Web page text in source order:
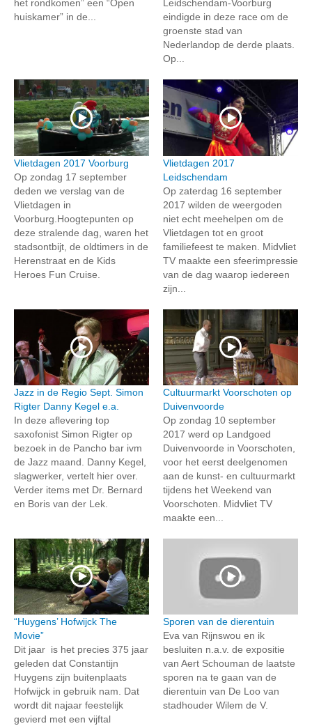
het rondkomen” een “Open
huiskamer” in de...
Leidschendam-Voorburg
eindigde in deze race om de
groenste stad van
Nederlandop de derde plaats.
Op...
Vlietdagen 2017 Voorburg
Op zondag 17 september
deden we verslag van de
Vlietdagen in
Voorburg.Hoogtepunten op
deze stralende dag, waren het
stadsontbijt, de oldtimers in de
Herenstraat en de Kids
Heroes Fun Cruise.
Vlietdagen 2017
Leidschendam
Op zaterdag 16 september
2017 wilden de weergoden
niet echt meehelpen om de
Vlietdagen tot en groot
familiefeest te maken. Midvliet
TV maakte een sfeerimpressie
van de dag waarop iedereen
zijn...
Jazz in de Regio Sept. Simon
Rigter Danny Kegel e.a.
In deze aflevering top
saxofonist Simon Rigter op
bezoek in de Pancho bar ivm
de Jazz maand. Danny Kegel,
slagwerker, vertelt hier over.
Verder items met Dr. Bernard
en Boris van der Lek.
Cultuurmarkt Voorschoten op
Duivenvoorde
Op zondag 10 september
2017 werd op Landgoed
Duivenvoorde in Voorschoten,
voor het eerst deelgenomen
aan de kunst- en cultuurmarkt
tijdens het Weekend van
Voorschoten. Midvliet TV
maakte een...
“Huygens’ Hofwijck The
Movie”
Dit jaar is het precies 375 jaar
geleden dat Constantijn
Huygens zijn buitenplaats
Hofwijck in gebruik nam. Dat
wordt dit najaar feestelijk
gevierd met een vijftal
Sporen van de dierentuin
Eva van Rijnswou en ik
besluiten n.a.v. de expositie
van Aert Schouman de laatste
sporen na te gaan van de
dierentuin van De Loo van
stadhouder Wilem de V.